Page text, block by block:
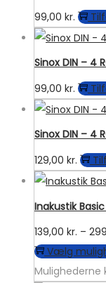
99,00 kr.
Sinox DIN – 4
99,00 kr.
Sinox DIN – 4
129,00 kr.
Inakustik
139,00 kr. –
Vælg